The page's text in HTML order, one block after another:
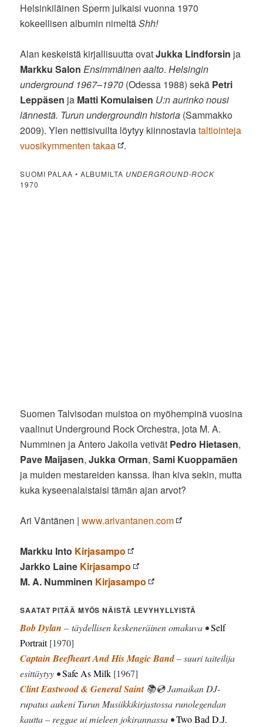
Helsinkiläinen Sperm julkaisi vuonna 1970
kokeellisen albumin nimeltäShh!
Alan keskeistä kirjallisuutta ovatJukka Lindforsin ja
Markku Salon Ensimmäinen aalto.Helsingin
underground 1967–1970 (Odessa 1988) sekä Petri
Leppäsen ja Matti Komulaisen U:n aurinko nousi
lännestä. Turun undergroundin historia (Sammakko
2009). Ylen nettisivuilta löytyy kiinnostaviataltiointeja
vuosikymmenten takaa
.
SUOMI PALAA • ALBUMILTA UNDERGROUND-ROCK
1970
Suomen Talvisodan muistoa on myöhempinä vuosina
vaalinut Underground Rock Orchestra, jota M. A.
Numminen ja Antero Jakoila vetivät Pedro Hietasen,
Pave Maijasen,Jukka Orman,Sami Kuoppamäen
ja muiden mestareiden kanssa. Ihan kiva sekin, mutta
kuka kyseenalaistaisi tämän ajan arvot?
Ari Väntänen |www.arivantanen.com
Markku Into Kirjasampo
Jarkko Laine Kirjasampo
M. A. Numminen Kirjasampo
SAATAT PITÄÄ MYÖS NÄISTÄ LEVYHYLLYISTÄ
Bob Dylan – täydellisen keskeneräinen omakuva •Self
Portrait[1970]
Captain Beefheart And His Magic Band– suuri taiteilija
esittäytyy •Safe As Milk [1967]
Clint Eastwood & General Saint📚💿 Jamaikan DJ-
rupatus aukeni Turun Musiikkikirjastossa runolegendan
kautta – reggae ui mieleen jokirannassa •Two Bad D.J.